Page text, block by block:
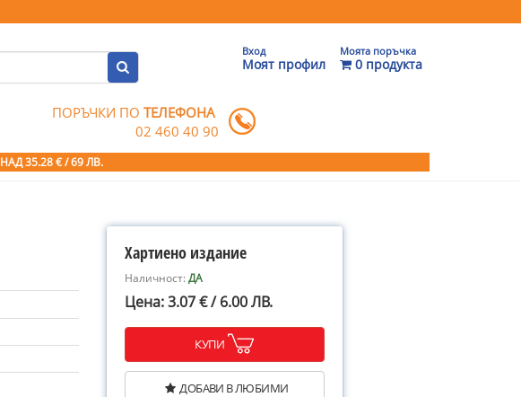
Вход
Моят профил
Моята поръчка
0 продукта
ПОРЪЧКИ ПОТЕЛЕФОНА
02 460 40 90
НАД 35.28 € / 69 ЛВ.
Хартиено издание
Наличност:ДА
Цена: 3.07 € / 6.00 ЛВ.
КУПИ
ДОБАВИ В ЛЮБИМИ